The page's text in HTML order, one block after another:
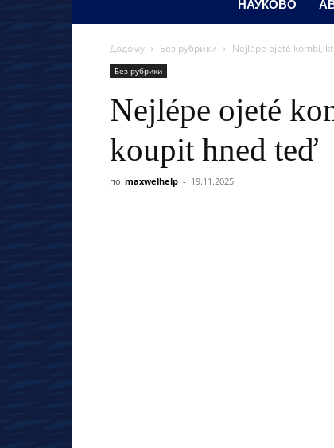
НАУКОВО
Додому Без рубрики Nejlépe ojeté kombi,
Без рубрики
Nejlépe ojeté
koupit hned teď
по maxwelhelp - 19.11.2025